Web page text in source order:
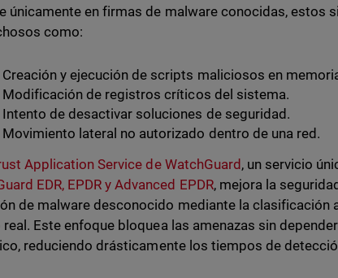
únicamente en firmas de malware conocidas, estos
como:
Creación y ejecución de scripts maliciosos en
Modificación de registros críticos del sistema.
Intento de desactivar soluciones de seguridad.
Movimiento lateral no autorizado dentro de una red.
Application Service de WatchGuard , un servicio
EDR, EPDR y Advanced EPDR, mejora la
de malware desconocido mediante la clasificación
Este enfoque bloquea las amenazas sin
reduciendo drásticamente los tiempos de